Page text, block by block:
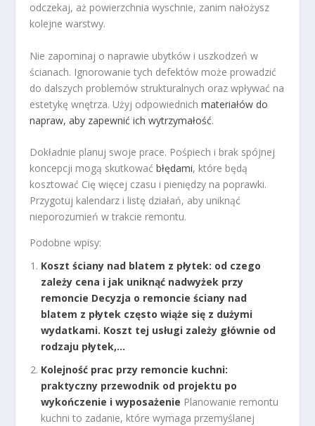
odczekaj, aż powierzchnia wyschnie, zanim nałożysz
kolejne warstwy.
Nie zapominaj o naprawie ubytków i uszkodzeń w
ścianach. Ignorowanie tych defektów może prowadzić
do dalszych problemów strukturalnych oraz wpływać na
estetykę wnętrza. Użyj odpowiednichmateriałów do
napraw, aby zapewnić ich wytrzymałość.
Dokładnie planuj swoje prace. Pośpiech i brak spójnej
koncepcji mogą skutkowaćbłędami, które będą
kosztować Cię więcej czasu i pieniędzy na poprawki.
Przygotuj kalendarz i listę działań, aby uniknąć
nieporozumień w trakcie remontu.
Podobne wpisy:
Koszt ściany nad blatem z płytek: od czego
zależy cena i jak uniknąć nadwyżek przy
remoncie Decyzja o remoncie ściany nad
blatem z płytek często wiąże się z dużymi
wydatkami. Koszt tej usługi zależy głównie od
rodzaju płytek,...
Kolejność prac przy remoncie kuchni:
praktyczny przewodnik od projektu po
wykończenie i wyposażenie Planowanie remontu
kuchni to zadanie, które wymaga przemyślanej